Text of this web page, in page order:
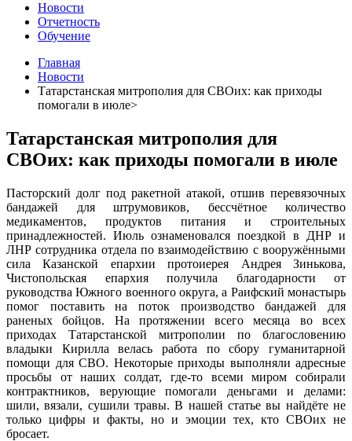
Новости
Отчетность
Обучение
Главная
Новости
Татарстанская митрополия для СВОих: как приходы
помогали в июле>
Татарстанская митрополия для
СВОих: как приходы помогали в июле
Пасторский долг под ракетной атакой, отшив перевязочных
бандажей для штрумовиков, бессчётное количество
медикаментов, продуктов питания и строительных
принадлежностей. Июль ознаменовался поездкой в ДНР и
ЛНР сотрудника отдела по взаимодействию с вооружёнными
сила Казанской епархии протоиерея Андрея Зинькова,
Чистопольская епархия получила благодарности от
руководства Южного военного округа, а Раифский монастырь
помог поставить на поток производство бандажей для
раненых бойцов. На протяжении всего месяца во всех
приходах Татарстанской митрополии по благословению
владыки Кирилла велась работа по сбору гуманитарной
помощи для СВО. Некоторые приходы выполняли адресные
просьбы от наших солдат, где-то всеми миром собирали
контрактников, верующие помогали деньгами и делами:
шили, вязали, сушили травы. В нашей статье вы найдёте не
только цифры и факты, но и эмоции тех, кто СВОих не
бросает.